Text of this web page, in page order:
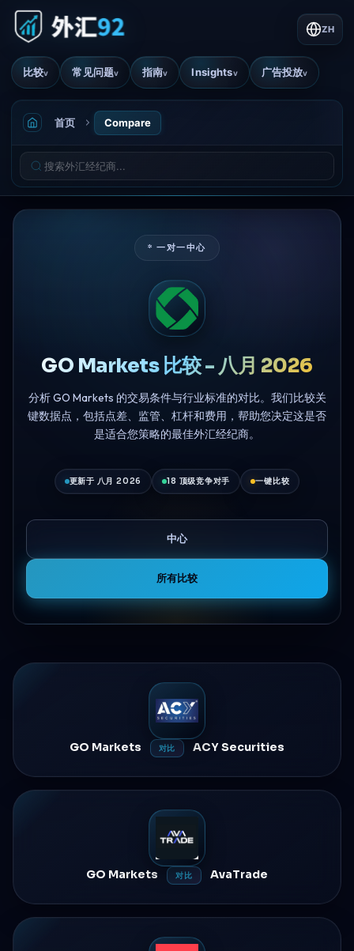
比较v 常见问题v 指南v Insightsv 广告投放v
ZH
首页 Compare
* 一对一中心
GO Markets 比较 - 八月 2026
分析 GO Markets 的交易条件与行业标准的对比。我们比较关
键数据点，包括点差、监管、杠杆和费用，帮助您决定这是否
是适合您策略的最佳外汇经纪商。
更新于 八月 2026 18 顶级竞争对手 一键比较
中心
所有比较
GO Markets 对比 ACY Securities
GO Markets 对比 AvaTrade